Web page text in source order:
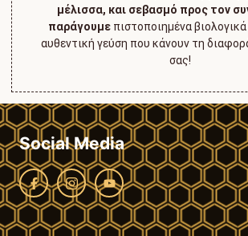
μέλισσα, και σεβασμό προς τον
παράγουμε πιστοποιημένα
αυθεντική γεύση που κάνουν τη
σας!
Social Media